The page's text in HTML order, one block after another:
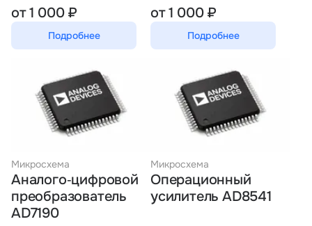
от 1 000 ₽
Подробнее
от 1 000 ₽
Подробнее
Микросхема
Аналого‑цифровой
преобразователь
AD7190
Микросхема
Операционный
усилитель AD8541